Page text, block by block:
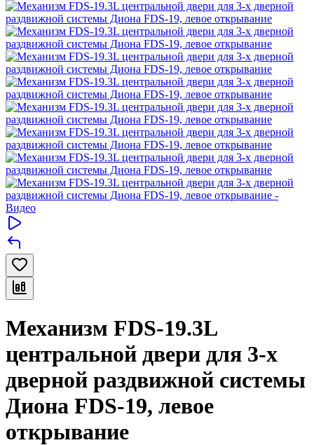
Механизм FDS-19.3L
центральной двери для 3-х
дверной раздвижной системы
Диона FDS-19, левое
открывание